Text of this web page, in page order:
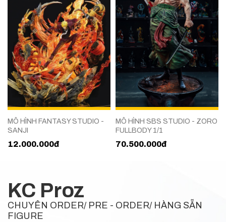
MÔ HÌNH FANTASY STUDIO -
SANJI
12.000.000đ
MÔ HÌNH SBS STUDIO - ZORO
FULLBODY 1/1
70.500.000đ
KC Proz
CHUYÊN ORDER/ PRE - ORDER/ HÀNG SẴN
FIGURE